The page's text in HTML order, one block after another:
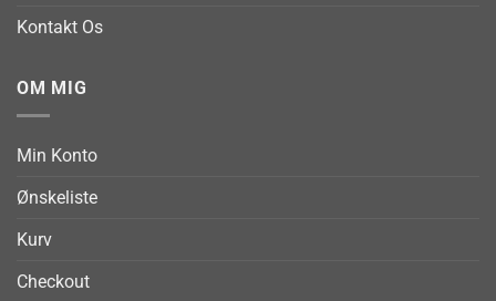
Kontakt Os
OM MIG
Min Konto
Ønskeliste
Kurv
Checkout